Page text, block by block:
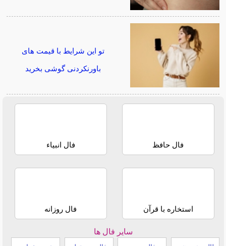
تو این شرایط با قیمت های
باورنکردنی گوشی بخرید
فال حافظ فال انبیاء
استخاره با قرآن فال روزانه
سایر فال ها